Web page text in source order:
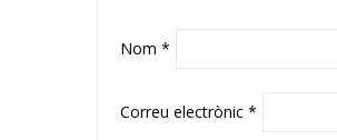
Nom *
Correu electrònic *